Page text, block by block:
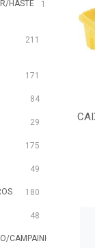
HASTE
147
211
171
84
29
175
49
180
48
CAMPAINHA